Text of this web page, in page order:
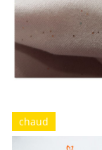
chaud